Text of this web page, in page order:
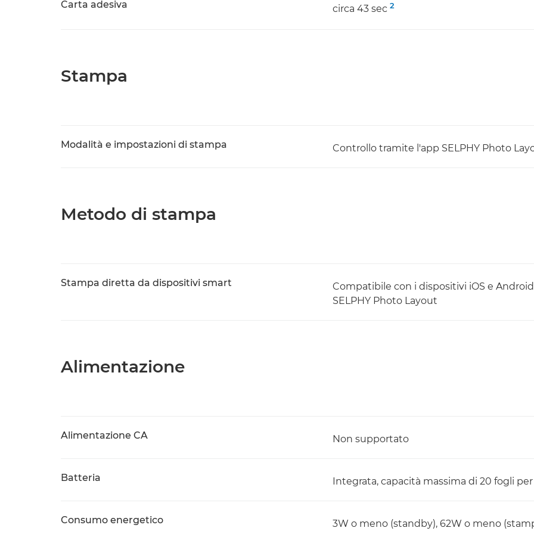
Carta adesiva circa 43 sec 2
Stampa
Modalità e impostazioni di stampa Controllo tramite l'app SELPHY Photo
Metodo di stampa
Stampa diretta da dispositivi smart
Compatibile con i dispositivi iOS e
SELPHY Photo Layout
Alimentazione
Alimentazione CA Non supportato
Batteria Integrata, capacità massima di 20 fogli
Consumo energetico 3W o meno (standby), 62W o meno